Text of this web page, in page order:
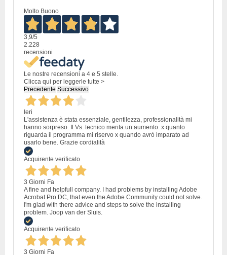
Molto Buono
3,9/5
2.228
recensioni
Le nostre recensioni a 4 e 5 stelle.
Clicca qui per leggerle tutte >
Precedente Successivo
Ieri
L'assistenza è stata essenziale, gentilezza, professionalità mi
hanno sorpreso. Il Vs. tecnico merita un aumento. x quanto
riguarda il programma mi riservo x quando avrò imparato ad
usarlo bene. Grazie cordialità
Acquirente verificato
3 Giorni Fa
A fine and helpfull company. I had problems by installing Adobe
Acrobat Pro DC, that even the Adobe Community could not solve.
I'm glad with there advice and steps to solve the installing
problem. Joop van der Sluis.
Acquirente verificato
3 Giorni Fa